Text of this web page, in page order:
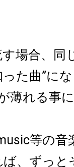
場合、同
った曲”に
薄れる事
等の音
、ずっと